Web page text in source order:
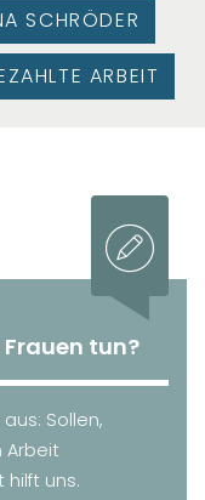
SCHRÖDER
ARBEIT
tun?
Sollen,
Arbeit
uns.